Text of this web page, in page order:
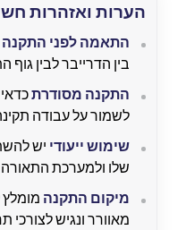
הערות ואזהרות
התאמה לפני התקנה
בין הדרייבר לבין גוף
התקנה מסודרת
לשמור על עבודה
שימוש ייעודי יש
שלו ולמערכת
מיקום התקנה
מאוורר ונגיש לצורכי